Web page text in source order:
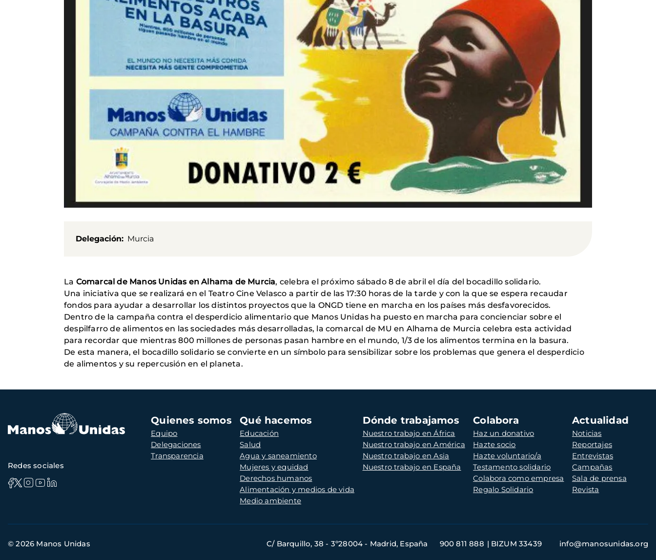
Delegación Murcia
La Comarcal de Manos Unidas en Alhama de Murcia, celebra el próximo sábado 8 de abril el día del bocadillo solidario.
Una iniciativa que se realizará en el Teatro Cine Velasco a partir de las 17:30 horas de la tarde y con la que se espera recaudar
fondos para ayudar a desarrollar los distintos proyectos que la ONGD tiene en marcha en los países más desfavorecidos.
Dentro de la campaña contra el desperdicio alimentario que Manos Unidas ha puesto en marcha para concienciar sobre el
despilfarro de alimentos en las sociedades más desarrolladas, la comarcal de MU en Alhama de Murcia celebra esta actividad
para recordar que mientras 800 millones de personas pasan hambre en el mundo, 1/3 de los alimentos termina en la basura.
De esta manera, el bocadillo solidario se convierte en un símbolo para sensibilizar sobre los problemas que genera el desperdicio
de alimentos y su repercusión en el planeta.
Navegación
principal
Quienes somos
Equipo
Delegaciones
Transparencia
Qué hacemos
Educación
Salud
Agua y saneamiento
Mujeres y equidad
Derechos humanos
Alimentación y medios de vida
Medio ambiente
Dónde trabajamos
Nuestro trabajo en África
Nuestro trabajo en América
Nuestro trabajo en Asia
Nuestro trabajo en España
Colabora
Haz un donativo
Hazte socio
Hazte voluntario/a
Testamento solidario
Colabora como empresa
Regalo Solidario
Actualidad
Noticias
Reportajes
Entrevistas
Campañas
Sala de prensa
Revista
Redes sociales
de
© 2026 Manos Unidas C/ Barquillo, 38 - 3º28004 - Madrid, España 900 811 888 BIZUM 33439 info@manosunidas.org